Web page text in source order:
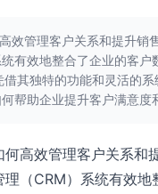
效管理客户关系和提升销
有效地整合了企业的客
其独特的功能和灵活的
帮助企业提升客户满意度
高效管理客户关系和
（CRM）系统有效